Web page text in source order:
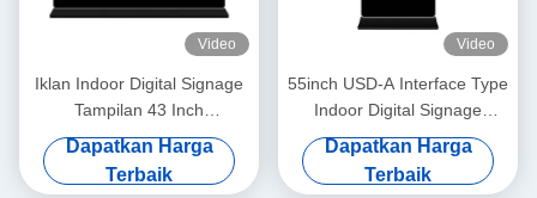
Video
Iklan Indoor Digital Signage
Tampilan 43 Inch
Disesuaikan
Dapatkan Harga
Terbaik
Video
55inch USD-A Interface Type
Indoor Digital Signage
Display Board 240V
Dapatkan Harga
Terbaik